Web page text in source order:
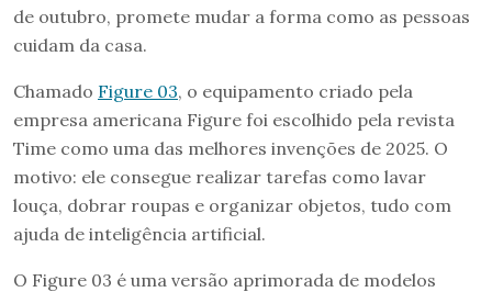
de outubro, promete mudar a forma como as pessoas
cuidam da casa.
Chamado Figure 03, o equipamento criado pela
empresa americana Figure foi escolhido pela revista
Time como uma das melhores invenções de 2025. O
motivo: ele consegue realizar tarefas como lavar
louça, dobrar roupas e organizar objetos, tudo com
ajuda de inteligência artificial.
O Figure 03 é uma versão aprimorada de modelos